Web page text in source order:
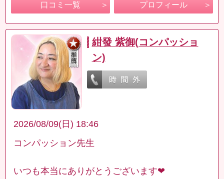
口コミ一覧 プロフィール
紺發 紫御(コンパッショ
ン)
2026/08/09(日) 18:46
コンパッション先生
いつも本当にありがとうございます❤︎